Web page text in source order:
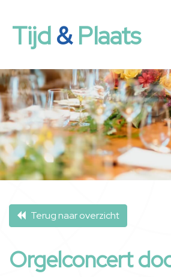
Tijd&Plaats
Terug naar overzicht
Orgelconcert